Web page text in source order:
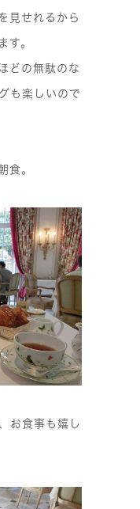
見せれるから
す。
どの無駄のな
も楽しいので
食。
お食事も嬉し